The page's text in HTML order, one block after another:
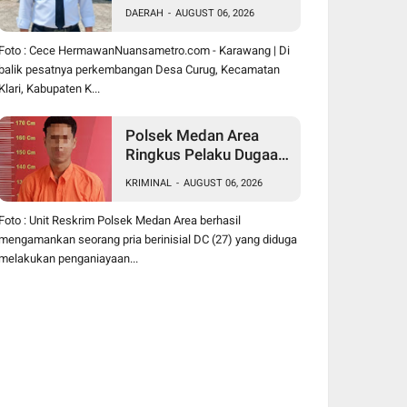
Kepemimpinan
Humanis Bangun Desa
Curug
DAERAH - AUGUST 06, 2026
: Cece HermawanNuansametro.com - Karawang | Di
pesatnya perkembangan Desa Curug, Kecamatan
Kabupaten K...
Polsek Medan Area
Ringkus Pelaku Dugaan
Depan SPBU Jalan
Denai, Korban Alami
Luka Memar
KRIMINAL - AUGUST 06, 2026
: Unit Reskrim Polsek Medan Area berhasil
seorang pria berinisial DC (27) yang diduga
penganiayaan...